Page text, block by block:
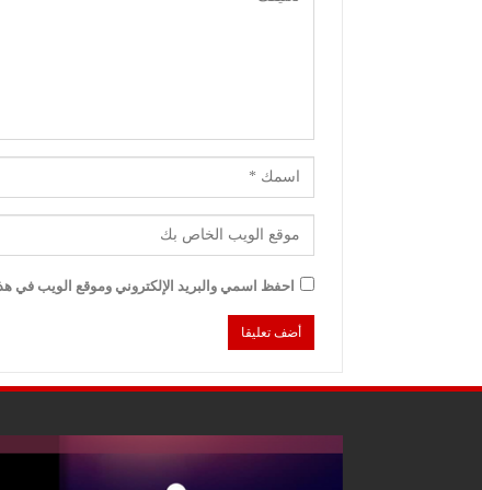
احفظ اسمي والبريد الإلكتروني وموقع الويب في